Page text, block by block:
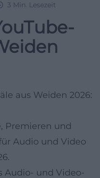
3 Min. Lesezeit
aus Weiden 2026:
Premieren und
Audio und Video
Audio- und Video-